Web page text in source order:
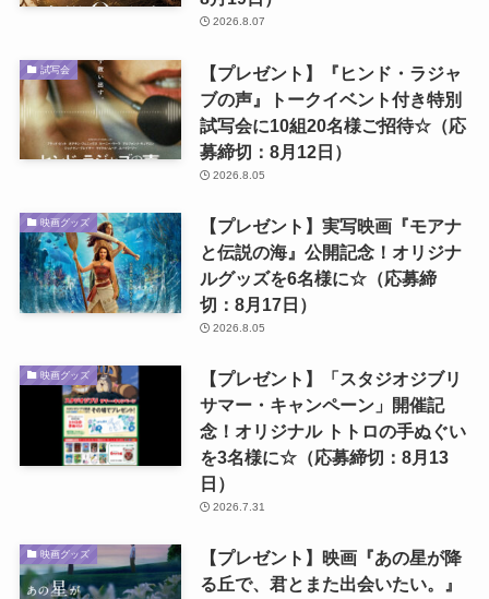
2026.8.07
試写会
【プレゼント】『ヒンド・ラジャ
ブの声』トークイベント付き特別
試写会に10組20名様ご招待☆（応
募締切：8月12日）
2026.8.05
映画グッズ
【プレゼント】実写映画『モアナ
と伝説の海』公開記念！オリジナ
ルグッズを6名様に☆（応募締
切：8月17日）
2026.8.05
映画グッズ
【プレゼント】「スタジオジブリ
サマー・キャンペーン」開催記
念！オリジナル トトロの手ぬぐい
を3名様に☆（応募締切：8月13
日）
2026.7.31
映画グッズ
【プレゼント】映画『あの星が降
る丘で、君とまた出会いたい。』